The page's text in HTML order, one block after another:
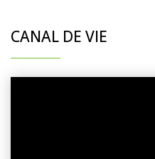
CANAL DE VIE